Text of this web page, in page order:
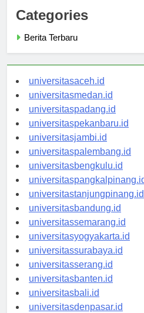
Categories
universitasaceh.id
universitasmedan.id
universitaspadang.id
universitaspekanbaru.id
universitasjambi.id
universitaspalembang.id
universitasbengkulu.id
universitaspangkalpinang.id
universitastanjungpinang.id
universitasbandung.id
universitassemarang.id
universitasyogyakarta.id
universitassurabaya.id
universitasserang.id
universitasbanten.id
universitasbali.id